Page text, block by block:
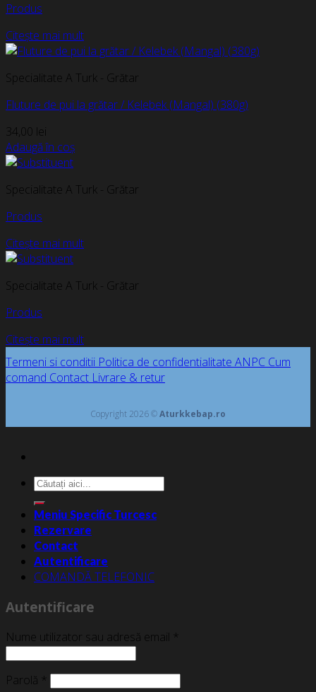
Produs
Citește mai mult
Specialitate A Turk - Grătar
Fluture de pui la grătar / Kelebek (Mangal) (380g)
34,00 lei
Adaugă în coș
Specialitate A Turk - Grătar
Produs
Citește mai mult
Specialitate A Turk - Grătar
Produs
Citește mai mult
Termeni si conditii Politica de confidentialitate ANPC Cum
comand Contact Livrare & retur
Copyright 2026 ©Aturkkebap.ro
Caută
după:
Meniu Specific Turcesc
Rezervare
Contact
Autentificare
COMANDĂ TELEFONIC
Autentificare
Nume utilizator sau adresă email *
Parolă *